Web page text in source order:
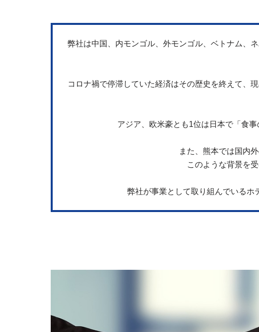
弊社は中国、内モンゴル、外モンゴル、ベトナム、
コロナ禍で停滞していた経済はその歴史を終えて、
アジア、欧米豪とも1位は日本で「食
また、熊本では国内
このような背景を
弊社が事業として取り組んでいるホ